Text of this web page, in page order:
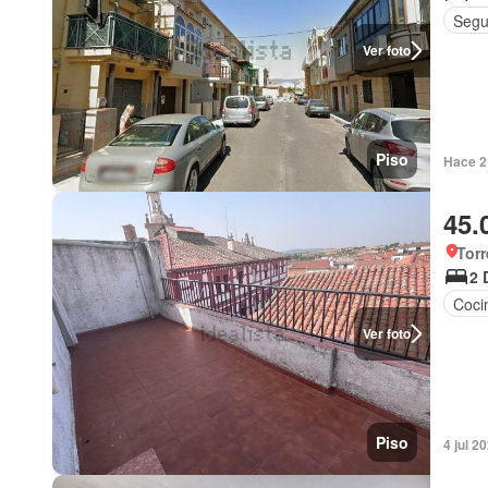
Ver foto
Piso Hace
Ver foto
Piso
2
4 jul